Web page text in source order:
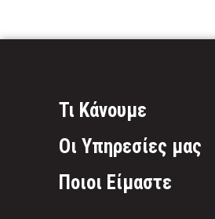
Τι Κάνουμε
Οι Υπηρεσίες μας
Ποιοι Είμαστε